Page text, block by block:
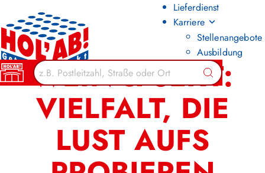
Lieferdienst
Karriere
Stellenangebote
Ausbildung
Suchen
WEIN & SEKT:
VIELFALT, DIE
LUST AUFS